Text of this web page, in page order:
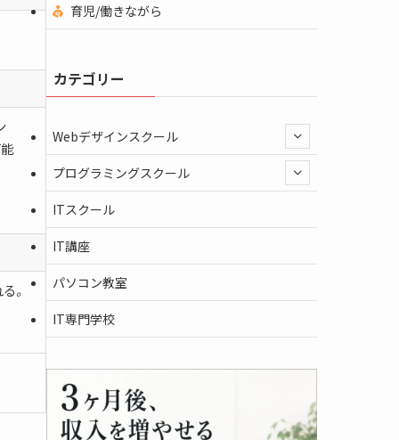
。
育児/働きながら
カテゴリー
Webデザインスクール
プログラミングスクール
ITスクール
IT講座
パソコン教室
IT専門学校